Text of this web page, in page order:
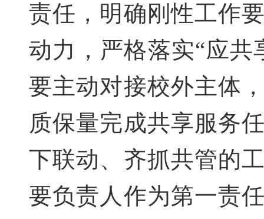
责任，明确刚性工作
动力，严格落实“应共
要主动对接校外主体
质保量完成共享服务
下联动、齐抓共管的
要负责人作为第一责